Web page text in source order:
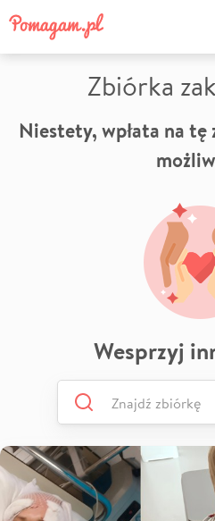
Zbiórka
Niestety, wpłata na
Wesprzyj